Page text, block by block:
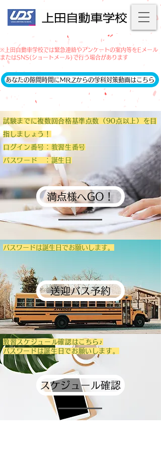
※上田自動車学校では緊急連絡やアンケートの案内等をEメール
またはSNS(ショートメール)で行う場合があります
あなたの隙間時間にMR.Zからの学科対策動画はこちら
試験までに複数回合格基準点数（90点以上）を目
指しましょう！
ログイン番号：教習生番号
パスワード ：誕生日
満点様へGO！
​パスワードは誕生日でお願いします。
送迎バス予約
教習スケジュール確認はこちら♪
​パスワードは誕生日でお願いします。
スケジュール確認